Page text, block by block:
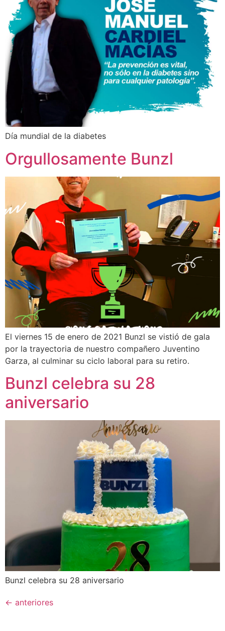
Día mundial de la diabetes
Orgullosamente Bunzl
El viernes 15 de enero de 2021 Bunzl se vistió de gala
por la trayectoria de nuestro compañero Juventino
Garza, al culminar su ciclo laboral para su retiro.
Bunzl celebra su 28
aniversario
Bunzl celebra su 28 aniversario
← anteriores